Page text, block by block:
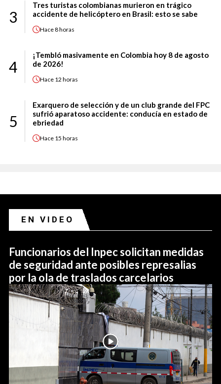
3
Tres turistas colombianas murieron en trágico
accidente de helicóptero en Brasil: esto se sabe
Hace8 horas
4
¡Tembló masivamente en Colombia hoy 8 de agosto
de 2026!
Hace 12 horas
5
Exarquero de selección y de un club grande del FPC
sufrió aparatoso accidente: conducía en estado de
ebriedad
Hace 15 horas
EN VIDEO
Funcionarios del Inpec solicitan medidas
de seguridad ante posibles represalias
por la ola de traslados carcelarios